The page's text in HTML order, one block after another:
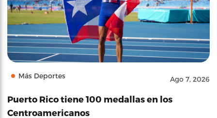
Más Deportes Ago 7, 2026
Puerto Rico tiene 100 medallas en los
Centroamericanos